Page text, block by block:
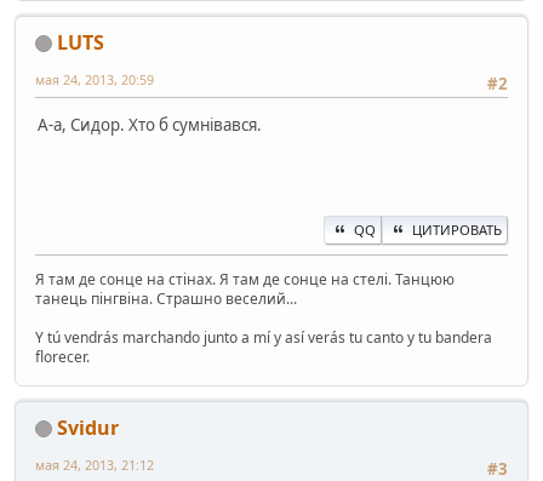
LUTS
#2
мая 24, 2013, 20:59
А-а, Сидор. Хто б сумнівався.
QQ ЦИТИРОВАТЬ
Я там де сонце на стінах. Я там де сонце на стелі. Танцюю
танець пінгвіна. Страшно веселий...
Y tú vendrás marchando junto a mí y así verás tu canto y tu bandera
florecer.
Svidur
#3
мая 24, 2013, 21:12